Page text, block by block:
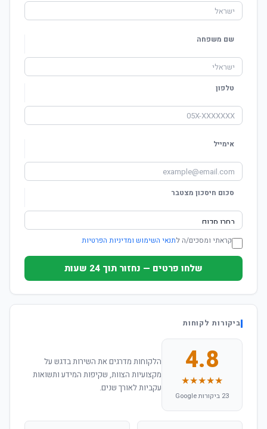
שם משפחה
טלפון
אימייל
סכום חיסכון מצטבר
קראתי ומסכים/ה לתנאי השימוש ומדיניות הפרטיות
שלחו פרטים — נחזור תוך 24 שעות
ביקורות לקוחות
4.8
★★★★★
23 ביקורות Google
הלקוחות מדרגים את השירות בדגש על
מקצועיות הצוות, שקיפות המידע ותשואות
עקביות לאורך שנים.